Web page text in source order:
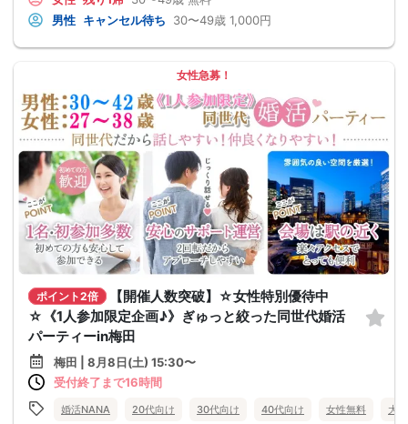
男性 キャンセル待ち 30〜49歳 1,000円
女性急募！
ポイント2倍
【開催人数突破】☆女性特別優待中
☆《1人参加限定企画♪》ぎゅっと絞った同世代婚活
パーティーin梅田
梅田 | 8月8日(土) 15:30〜
受付終了まで16時間
婚活NANA 20代向け 30代向け 40代向け 女性無料 大